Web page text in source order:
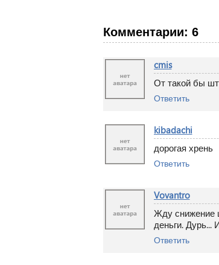
Комментарии: 6
cmis
От такой бы
Ответить
kibadachi
дорогая хрень
Ответить
Vovantro
Жду снижение
деньги.
Ответить